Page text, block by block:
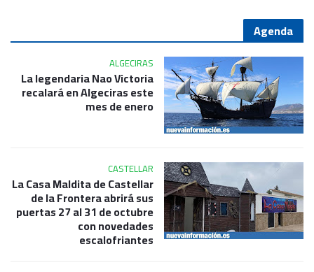
Agenda
ALGECIRAS
La legendaria Nao Victoria
recalará en Algeciras este
mes de enero
CASTELLAR
La Casa Maldita de Castellar
de la Frontera abrirá sus
puertas 27 al 31 de octubre
con novedades
escalofriantes